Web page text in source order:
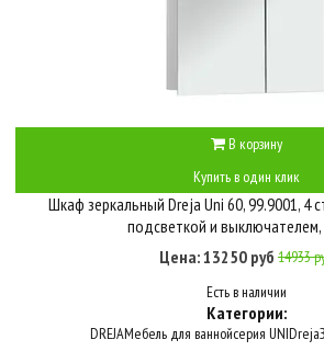
В корзину
Купить в один клик
Шкаф зеркальный Dreja Uni 60, 99.9001, 4
подсветкой и
Цена: 13250 руб 14933
Есть в наличии
Категории:
DREJAМебель для ваннойсерия UNIDreja